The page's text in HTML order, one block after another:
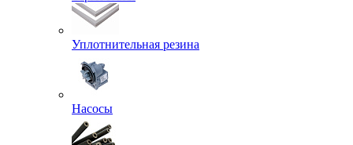
Уплотнительная резина
Насосы